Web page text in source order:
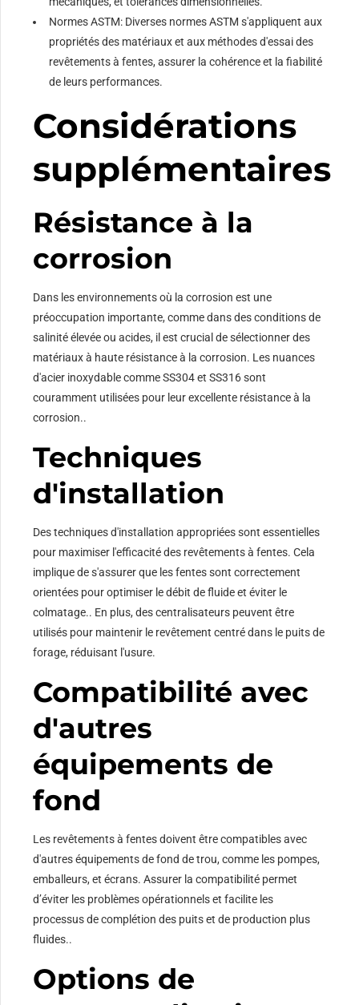
Normes ASTM: Diverses normes ASTM s'appliquent aux
propriétés des matériaux et aux méthodes d'essai des
revêtements à fentes, assurer la cohérence et la fiabilité
de leurs performances.
Considérations
supplémentaires
Résistance à la
corrosion
Dans les environnements où la corrosion est une
préoccupation importante, comme dans des conditions de
salinité élevée ou acides, il est crucial de sélectionner des
matériaux à haute résistance à la corrosion. Les nuances
d'acier inoxydable comme SS304 et SS316 sont
couramment utilisées pour leur excellente résistance à la
corrosion..
Techniques
d'installation
Des techniques d'installation appropriées sont essentielles
pour maximiser l'efficacité des revêtements à fentes. Cela
implique de s'assurer que les fentes sont correctement
orientées pour optimiser le débit de fluide et éviter le
colmatage.. En plus, des centralisateurs peuvent être
utilisés pour maintenir le revêtement centré dans le puits de
forage, réduisant l'usure.
Compatibilité avec
d'autres
équipements de
fond
Les revêtements à fentes doivent être compatibles avec
d'autres équipements de fond de trou, comme les pompes,
emballeurs, et écrans. Assurer la compatibilité permet
d’éviter les problèmes opérationnels et facilite les
processus de complétion des puits et de production plus
fluides..
Options de